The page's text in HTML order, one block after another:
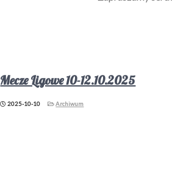
Mecze Ligowe 10-12.10.2025
2025-10-10 Archiwum